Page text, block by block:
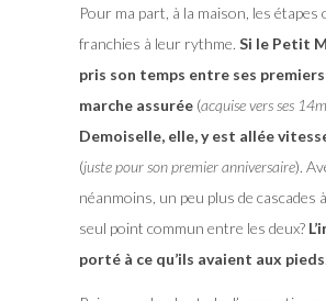
Pour ma part, à la maison, les étapes
franchies à leur rythme. Si le Petit
pris son temps entre ses
marche assurée(acquise vers ses
Demoiselle, elle, y est allée
(juste pour son premier anniversaire).
néanmoins, un peu plus de cascades
seul point commun entre les deux?
porté à ce qu’ils avaient aux pieds